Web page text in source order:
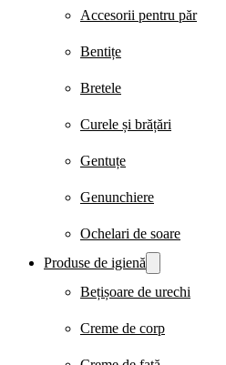
Accesorii pentru păr
Bentițe
Bretele
Curele și brățări
Gentuțe
Genunchiere
Ochelari de soare
Produse de igienă
Bețișoare de urechi
Creme de corp